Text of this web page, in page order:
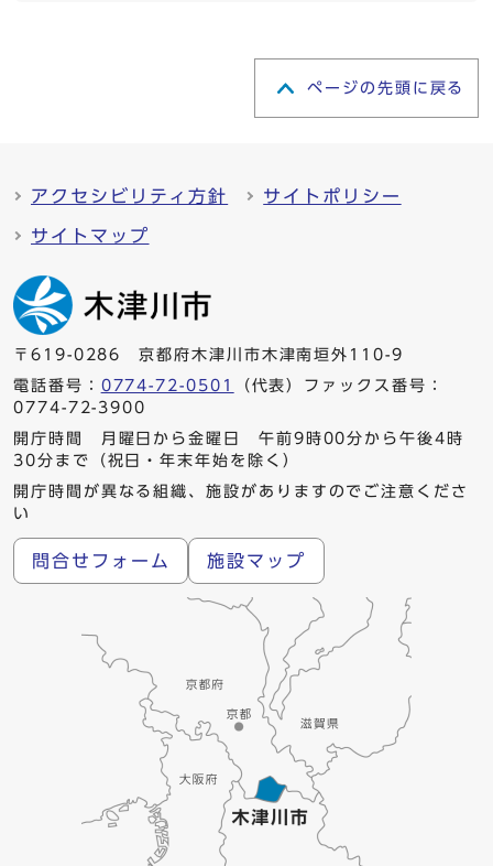
ページの先頭に戻る
アクセシビリティ方針 サイトポリシー
サイトマップ
〒619-0286 京都府木津川市木津南垣外110-9
電話番号： 0774-72-0501
（代表）ファックス番号：
0774-72-3900
開庁時間 月曜日から金曜日 午前9時00分から午後4時
30分まで（祝日・年末年始を除く）
開庁時間が異なる組織、施設がありますのでご注意くださ
い
問合せフォーム 施設マップ